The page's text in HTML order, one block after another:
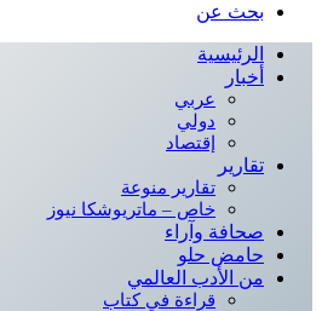
بحث عن
الرئيسية
أخبار
عربي
دولي
إقتصاد
تقارير
تقارير منوعة
خاص – ماتريوشكا نيوز
صحافة وآراء
حامض حلو
من الأدب العالمي
قراءة في كتاب